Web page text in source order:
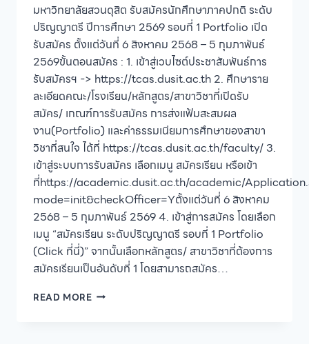
มหาวิทยาลัยสวนดุสิต รับสมัครนักศึกษาภาคปกติ ระดับ
ปริญญาตรี ปีการศึกษา 2569 รอบที่ 1 Portfolio เปิด
รับสมัคร ตั้งแต่วันที่ 6 สิงหาคม 2568 – 5 กุมภาพันธ์
2569ขั้นตอนสมัคร : 1. เข้าสู่เวบไซต์ประชาสัมพันธ์การ
รับสมัครฯ -> https://tcas.dusit.ac.th 2. ศึกษาราย
ละเอียดคณะ/โรงเรียน/หลักสูตร/สาขาวิชาที่เปิดรับ
สมัคร/ เกณฑ์การรับสมัคร การส่งแฟ้มสะสมผล
งาน(Portfolio) และค่าธรรมเนียมการศึกษาของสาขา
วิชาที่สนใจ ได้ที่ https://tcas.dusit.ac.th/faculty/ 3.
เข้าสู่ระบบการรับสมัคร เลือกเมนู สมัครเรียน หรือเข้า
ที่https://academic.dusit.ac.th/academic/
mode=init&checkOfficer=Yตั้งแต่วันที่ 6 สิงหาคม
2568 – 5 กุมภาพันธ์ 2569 4. เข้าสู่การสมัคร โดยเลือก
เมนู “สมัครเรียน ระดับปริญญาตรี รอบที่ 1 Portfolio
(Click ที่นี่)” จากนั้นเลือกหลักสูตร/ สาขาวิชาที่ต้องการ
สมัครเรียนเป็นอันดับที่ 1 โดยสามารถสมัคร…
READ MOREมหาวิทยาลัย